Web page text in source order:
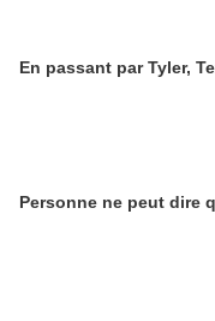
En passant par Tyler,
Personne ne peut dire